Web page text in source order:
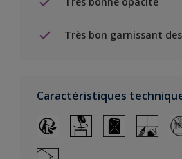
Très bon garnissant
Caractéristiques